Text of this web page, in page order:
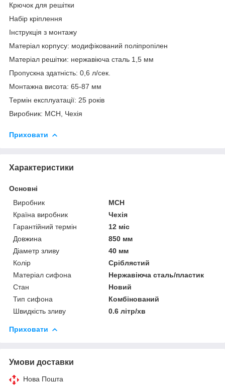
Крючок для решітки
Набір кріплення
Інструкція з монтажу
Матеріал корпусу: модифікований поліпропілен
Матеріал решітки: нержавіюча сталь 1,5 мм
Пропускна здатність: 0,6 л/сек.
Монтажна висота: 65-87 мм
Термін експлуатації: 25 років
Виробник: МСН, Чехія
Приховати
Характеристики
Основні
Виробник
MCH
Країна виробник
Чехія
Гарантійний термін
12 міс
Довжина
850 мм
Діаметр зливу
40 мм
Колір
Сріблястий
Матеріал сифона
Нержавіюча сталь/пластик
Стан
Новий
Тип сифона
Комбінований
Швидкість зливу
0.6 літр/хв
Приховати
Умови доставки
Нова Пошта